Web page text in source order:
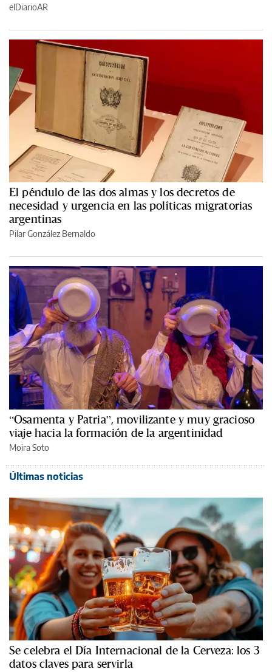
elDiarioAR
El péndulo de las dos almas y los decretos de
necesidad y urgencia en las políticas migratorias
argentinas
Pilar González Bernaldo
“Osamenta y Patria”, movilizante y muy gracioso
viaje hacia la formación de la argentinidad
Moira Soto
Últimas noticias
Se celebra el Día Internacional de la Cerveza: los 3
datos claves para servirla